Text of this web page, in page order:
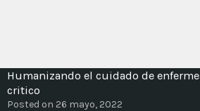
Humanizando el cuidado de
critico
Posted on 26 mayo, 2022